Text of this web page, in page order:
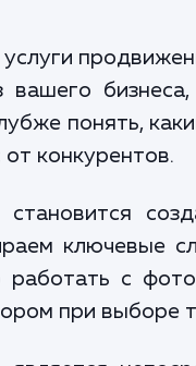
вашего
понять,
от конкурентов.
ключевые
работать с
при выборе